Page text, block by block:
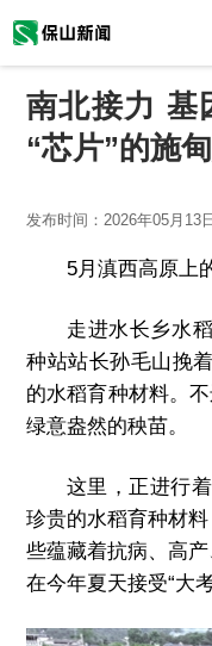
南北接力
“芯片”的施
发布时间： 2026年05月13
5月滇西高原上
走进水长乡水
种站站长孙毛山挽
的水稻育种材料。
绿意盎然的秧苗。
这里，正进行
珍贵的水稻育种材
些蕴藏着抗病、高
在今年夏天接受“大考